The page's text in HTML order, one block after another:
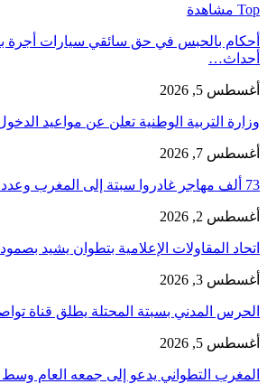
Top مشاهدة
أحكام بالحبس في حق سائقي سيارات أجرة
أحداث…
أغسطس 5, 2026
وزارة التربية الوطنية تعلن عن مواعيد
أغسطس 7, 2026
73 ألف مهاجر غادروا سبتة إلى المغرب وعدد القتلى يرتفع لـ71
أغسطس 2, 2026
اتحاد المقاولات الإعلامية بتطوان يشيد
أغسطس 3, 2026
الحرس المدني بسبتة المحتلة يطلق قناة
أغسطس 5, 2026
المغرب التطواني يدعو إلى جمعه العام